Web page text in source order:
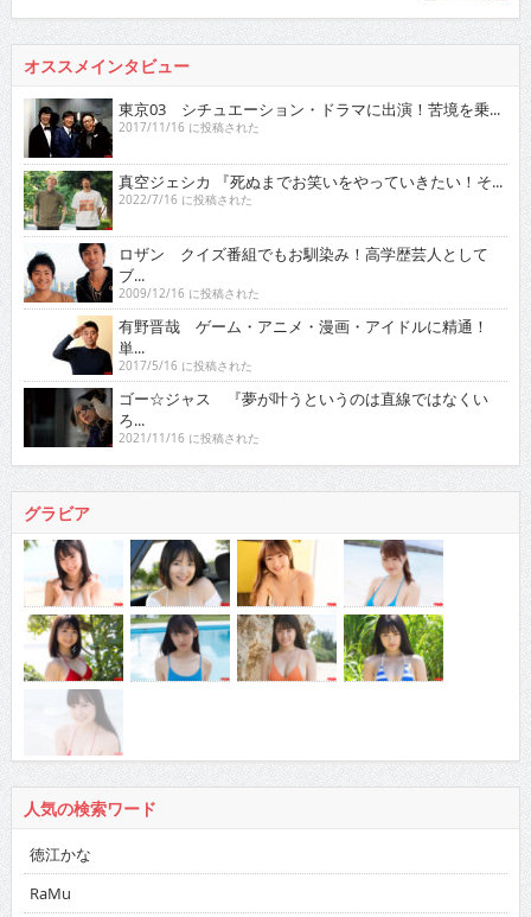
オススメインタビュー
東京03 シチュエーション・ドラマに出演！苦境を乗...
2017/11/16 に投稿された
真空ジェシカ 『死ぬまでお笑いをやっていきたい！そ...
2022/7/16 に投稿された
ロザン クイズ番組でもお馴染み！高学歴芸人として
ブ...
2009/12/16 に投稿された
有野晋哉 ゲーム・アニメ・漫画・アイドルに精通！
単...
2017/5/16 に投稿された
ゴー☆ジャス 『夢が叶うというのは直線ではなくい
ろ...
2021/11/16 に投稿された
グラビア
人気の検索ワード
徳江かな
RaMu